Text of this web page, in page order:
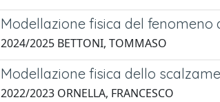
Modellazione fisica del
2024/2025 BETTONI, TOMMASO
Modellazione fisica dello
2022/2023 ORNELLA, FRANCESCO